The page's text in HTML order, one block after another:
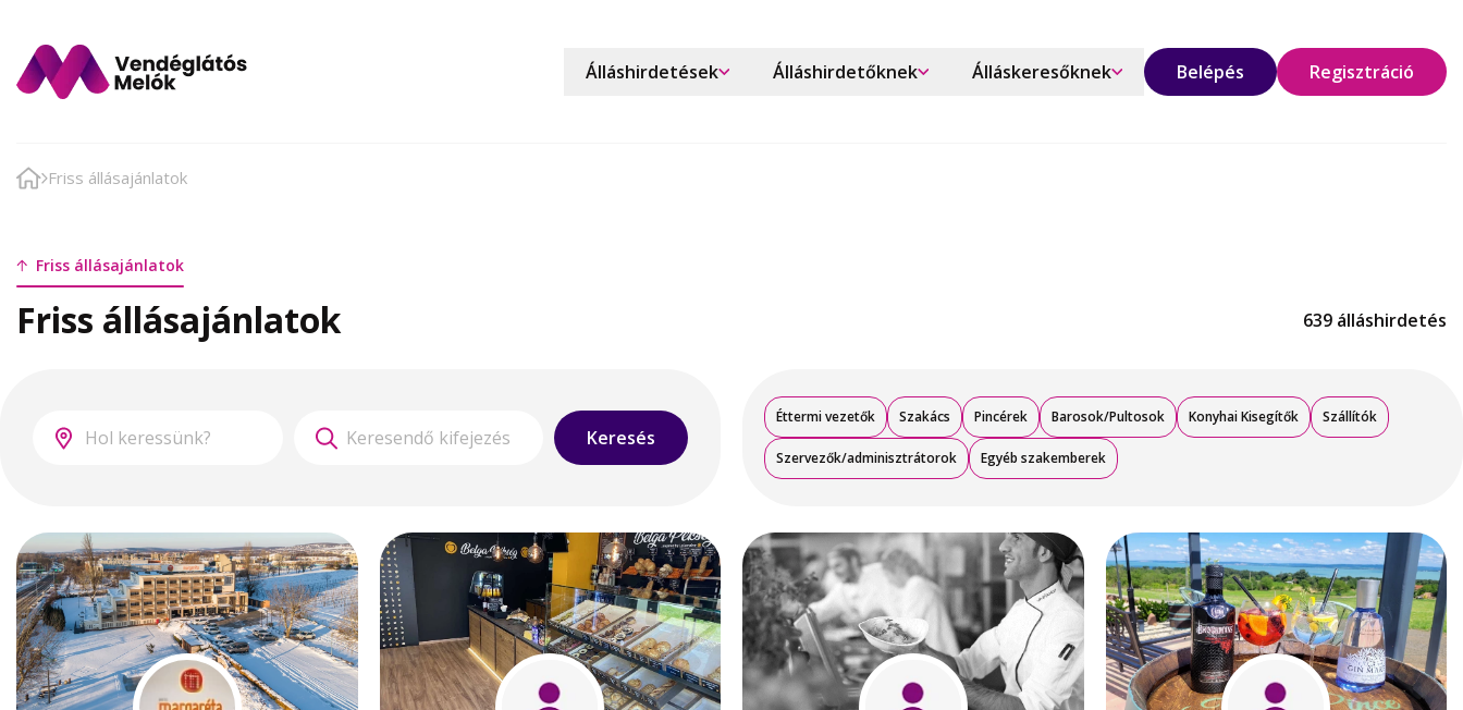
Álláshirdetések Álláshirdetőknek Álláskeresőknek Belépés Regisztráció
Friss állásajánlatok
Friss állásajánlatok
Friss állásajánlatok 639 álláshirdetés
Keresés
Éttermi vezetők Szakács Pincérek Barosok/Pultosok Konyhai Kisegítők Szállítók
Szervezők/adminisztrátorok Egyéb szakemberek